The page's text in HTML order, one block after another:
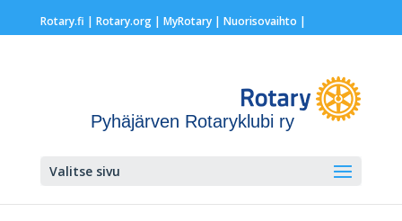
Rotary.fi | Rotary.org| MyRotary | Nuorisovaihto |
Pyhäjärven Rotaryklubi ry
Valitse sivu